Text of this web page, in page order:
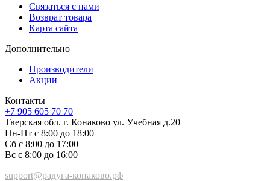
Связаться с нами
Возврат товара
Карта сайта
Дополнительно
Производители
Акции
Контакты
+7 905 605 70 70
Тверская обл. г. Конаково ул. Учебная д.20
Пн-Пт с 8:00 до 18:00
Сб с 8:00 до 17:00
Вс с 8:00 до 16:00
support@радуга-конаково.рф